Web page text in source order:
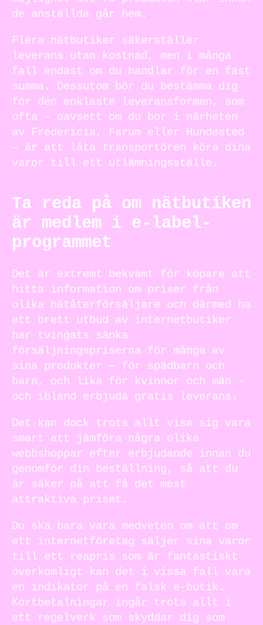
de anställda går hem.
Flera nätbutiker säkerställer
leverans utan kostnad, men i många
fall endast om du handlar för en fast
summa. Dessutom bör du bestämma dig
för den enklaste leveransformen, som
ofta – oavsett om du bor i närheten
av Fredericia, Farum eller Hundested
– är att låta transportören köra dina
varor till ett utlämningsställe.
Ta reda på om nätbutiken
är medlem i e-label-
programmet
Det är extremt bekvämt för köpare att
hitta information om priser från
olika nätåterförsäljare och därmed ha
ett brett utbud av internetbutiker
har tvingats sänka
försäljningspriserna för många av
sina produkter – för spädbarn och
barn, och lika för kvinnor och män –
och ibland erbjuda gratis leverans.
Det kan dock trots allt visa sig vara
smart att jämföra några olika
webbshoppar efter erbjudande innan du
genomför din beställning, så att du
är säker på att få det mest
attraktiva priset.
Du ska bara vara medveten om att om
ett internetföretag säljer sina varor
till ett reapris som är fantastiskt
överkomligt kan det i vissa fall vara
en indikator på en falsk e-butik.
Kortbetalningar ingår trots allt i
ett regelverk som skyddar dig som